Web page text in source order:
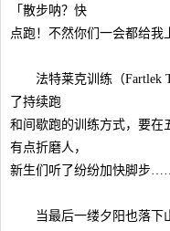
「散步呐？快
点跑！不然你们一会都给我
法特莱克训练（Fartlek
了持续跑
和间歇跑的训练方式，要在
有点折磨人，
新生们听了纷纷加快脚步
当最后一缕夕阳也落下